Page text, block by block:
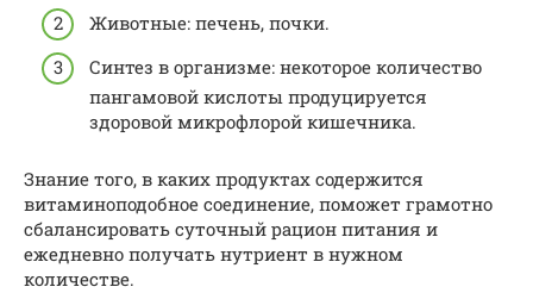
Животные: печень, почки.
Синтез в организме: некоторое количество
пангамовой кислоты продуцируется
здоровой микрофлорой кишечника.
Знание того, в каких продуктах содержится
витаминоподобное соединение, поможет грамотно
сбалансировать суточный рацион питания и
ежедневно получать нутриент в нужном
количестве.